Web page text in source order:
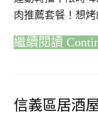
肉推薦套餐！想
信義區居酒